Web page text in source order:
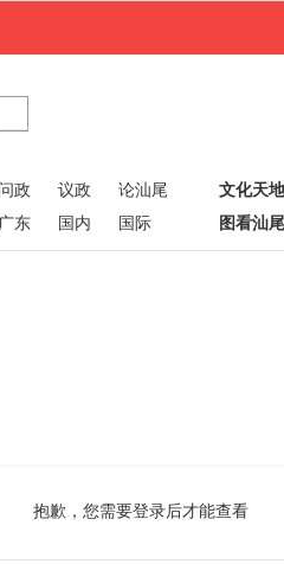
问政 议政
论汕尾
广东 国内 国际
文化天地
图看汕尾
抱歉，您需要登录后才能查看